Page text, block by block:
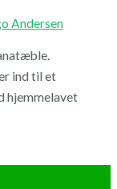
Andersen
ind til et
hjemmelavet